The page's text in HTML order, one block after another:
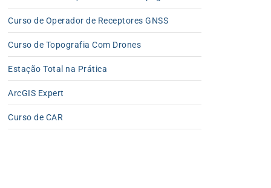
Curso de Operador de Receptores GNSS
Curso de Topografia Com Drones
Estação Total na Prática
ArcGIS Expert
Curso de CAR